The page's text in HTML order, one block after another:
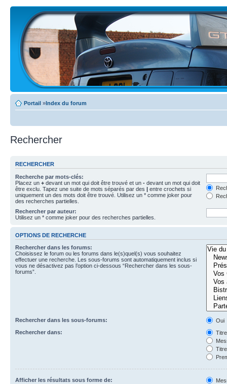
Portail »Index du forum
Rechercher
RECHERCHER
Recherche par mots-clés:
Placez un + devant un mot qui doit être trouvé et un - devant un mot qui doit
être exclu. Tapez une suite de mots séparés par des | entre crochets si
uniquement un des mots doit être trouvé. Utilisez un * comme joker pour
des recherches partielles.
Rechercher par auteur:
Utilisez un * comme joker pour des recherches partielles.
OPTIONS DE RECHERCHE
Rechercher dans les forums:
Choisissez le forum ou les forums dans le(s)quel(s) vous souhaitez
effectuer une recherche. Les sous-forums sont automatiquement inclus si
vous ne désactivez pas l’option ci-dessous “Rechercher dans les sous-
forums”.
Rechercher dans les sous-forums:
Oui
Rechercher dans:
Afficher les résultats sous forme de: